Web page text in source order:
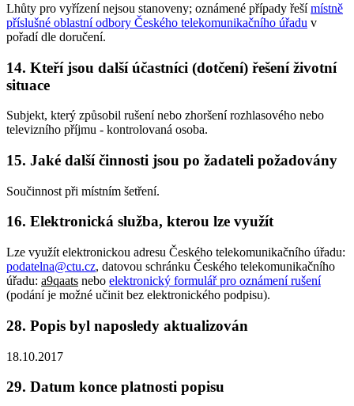
Lhůty pro vyřízení nejsou stanoveny; oznámené případy řešímístně
příslušné oblastní odbory Českého telekomunikačního úřadu v
pořadí dle doručení.
14. Kteří jsou další účastníci (dotčení) řešení životní
situace
Subjekt, který způsobil rušení nebo zhoršení rozhlasového nebo
televizního příjmu - kontrolovaná osoba.
15. Jaké další činnosti jsou po žadateli požadovány
Součinnost při místním šetření.
16. Elektronická služba, kterou lze využít
Lze využít elektronickou adresu Českého telekomunikačního úřadu:
podatelna@ctu.cz, datovou schránku Českého telekomunikačního
úřadu: a9qaats nebo elektronický formulář pro oznámení rušení
(podání je možné učinit bez elektronického podpisu).
28. Popis byl naposledy aktualizován
18.10.2017
29. Datum konce platnosti popisu